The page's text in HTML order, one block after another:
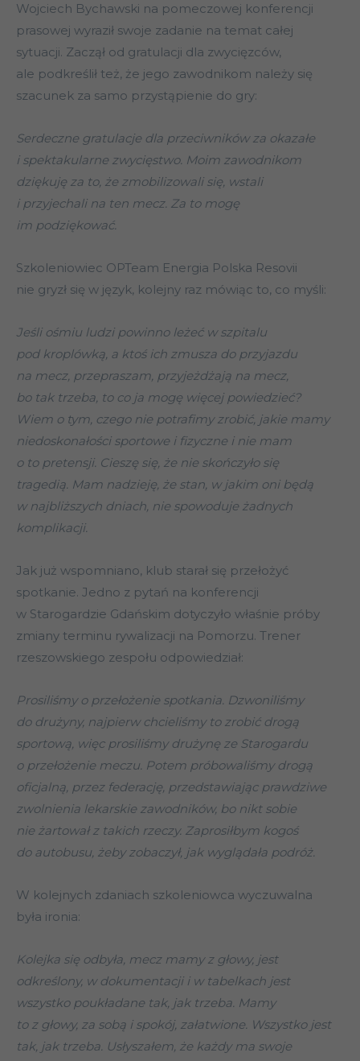
Wojciech Bychawski na pomeczowej konferencji
prasowej wyraził swoje zadanie na temat całej
sytuacji. Zaczął od gratulacji dla zwycięzców,
ale podkreślił też, że jego zawodnikom należy się
szacunek za samo przystąpienie do gry:
Serdeczne gratulacje dla przeciwników za okazałe
i spektakularne zwycięstwo. Moim zawodnikom
dziękuję za to, że zmobilizowali się, wstali
i przyjechali na ten mecz. Za to mogę
im podziękować.
Szkoleniowiec OPTeam Energia Polska Resovii
nie gryzł się w język, kolejny raz mówiąc to, co myśli:
Jeśli ośmiu ludzi powinno leżeć w szpitalu
pod kroplówką, a ktoś ich zmusza do przyjazdu
na mecz, przepraszam, przyjeżdżają na mecz,
bo tak trzeba, to co ja mogę więcej powiedzieć?
Wiem o tym, czego nie potrafimy zrobić, jakie mamy
niedoskonałości sportowe i fizyczne i nie mam
o to pretensji. Cieszę się, że nie skończyło się
tragedią. Mam nadzieję, że stan, w jakim oni będą
w najbliższych dniach, nie spowoduje żadnych
komplikacji.
Jak już wspomniano, klub starał się przełożyć
spotkanie. Jedno z pytań na konferencji
w Starogardzie Gdańskim dotyczyło właśnie próby
zmiany terminu rywalizacji na Pomorzu. Trener
rzeszowskiego zespołu odpowiedział:
Prosiliśmy o przełożenie spotkania. Dzwoniliśmy
do drużyny, najpierw chcieliśmy to zrobić drogą
sportową, więc prosiliśmy drużynę ze Starogardu
o przełożenie meczu. Potem próbowaliśmy drogą
oficjalną, przez federację, przedstawiając prawdziwe
zwolnienia lekarskie zawodników, bo nikt sobie
nie żartował z takich rzeczy. Zaprosiłbym kogoś
do autobusu, żeby zobaczył, jak wyglądała podróż.
W kolejnych zdaniach szkoleniowca wyczuwalna
była ironia:
Kolejka się odbyła, mecz mamy z głowy, jest
odkreślony, w dokumentacji i w tabelkach jest
wszystko poukładane tak, jak trzeba. Mamy
to z głowy, za sobą i spokój, załatwione. Wszystko jest
tak, jak trzeba. Usłyszałem, że każdy ma swoje